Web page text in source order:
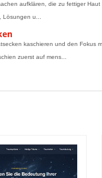
aufklären, die zu fettiger
u...
kaschieren und den Fokus
zuerst auf mens...